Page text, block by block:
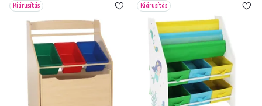
Kiárusítás Kiárusítás